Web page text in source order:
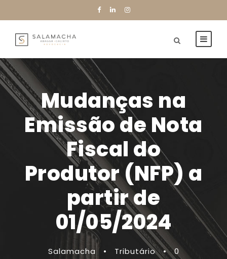
Mudanças na
Emissão de Nota
Fiscal do
Produtor (NFP) a
partir de
01/05/2024
Salamacha • Tributário • 0